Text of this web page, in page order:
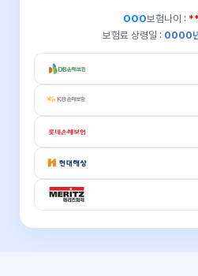
OOO보험나이 : **
보험료 상령일 : 0000